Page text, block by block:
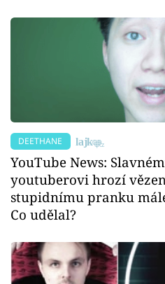
DEETHANE
YouTube News:
youtuberovi hrozí
stupidnímu pranku
Co udělal?